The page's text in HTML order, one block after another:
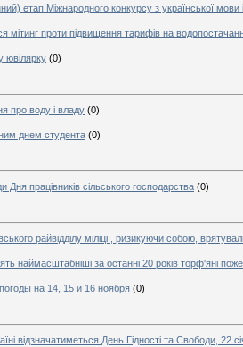
етап Міжнародного конкурсу з української
мітинг проти підвищення тарифів на
ювілярку (0)
про воду і владу (0)
днем студента (0)
Дня працівників сільського господарства (0)
райвідділу міліції, ризикуючи собою,
наймасштабніші за останні 20 років торф'яні
на 14, 15 и 16 ноября (0)
відзначатиметься День Гідності та Свободи,